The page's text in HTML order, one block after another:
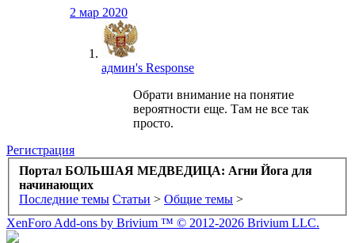
2 мар 2020
админ's Response
Обрати внимание на понятие
вероятности еще. Там не все так
просто.
Регистрация
Портал БОЛЬШАЯ МЕДВЕДИЦА: Агни Йога для
начинающих
Последние темы Статьи > Общие темы >
XenForo Add-ons by Brivium ™ © 2012-2026 Brivium LLC.